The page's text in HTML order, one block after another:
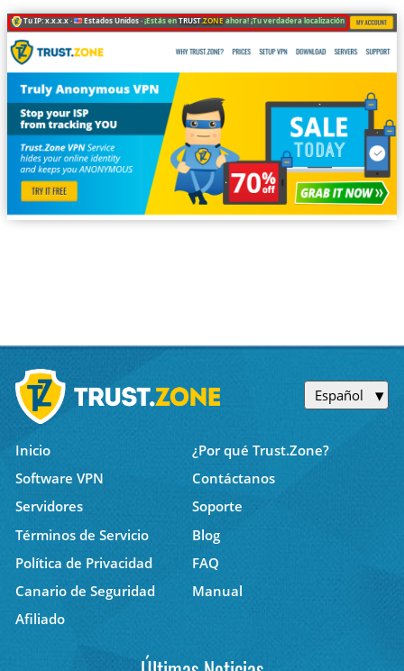
Tu IP: x.x.x.x · Estados Unidos ·¡Estás enTRUST.ZONEahora! ¡Tu verdadera localización está oculta!
Español
Inicio
¿Por qué Trust.Zone?
Software VPN
Contáctanos
Servidores
Soporte
Términos de Servicio
Blog
Política de Privacidad
FAQ
Canario de Seguridad
Manual
Afiliado